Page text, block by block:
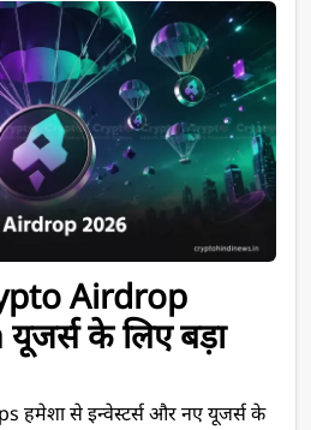
2026
Airdrop
के लिए बड़ा
हमेशा से इन्वेस्टर्स और नए यूजर्स के